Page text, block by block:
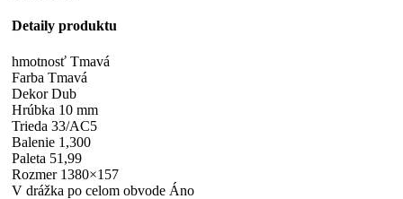
Detaily produktu
hmotnosť Tmavá
Farba Tmavá
Dekor Dub
Hrúbka 10 mm
Trieda 33/AC5
Balenie 1,300
Paleta 51,99
Rozmer 1380×157
V drážka po celom obvode Áno